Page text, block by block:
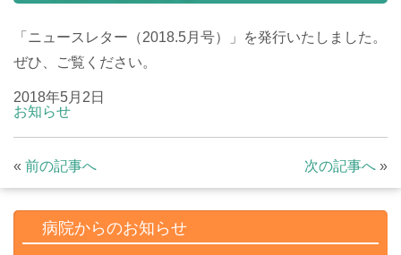
「ニュースレター（2018.5月号）」を発行いたしました。
ぜひ、ご覧ください。
2018年5月2日
お知らせ
« 前の記事へ 次の記事へ »
病院からのお知らせ